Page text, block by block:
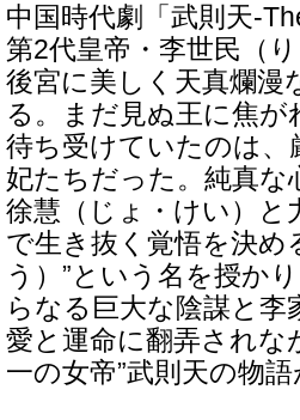
中国時代劇「武則天-
第2代皇帝・李世民（
後宮に美しく天真爛漫
る。まだ見ぬ王に焦
待ち受けていたのは
妃たちだった。純真な
徐慧（じょ・けい）と
で生き抜く覚悟を決め
う）”という名を授か
らなる巨大な陰謀と
愛と運命に翻弄されな
一の女帝”武則天の物